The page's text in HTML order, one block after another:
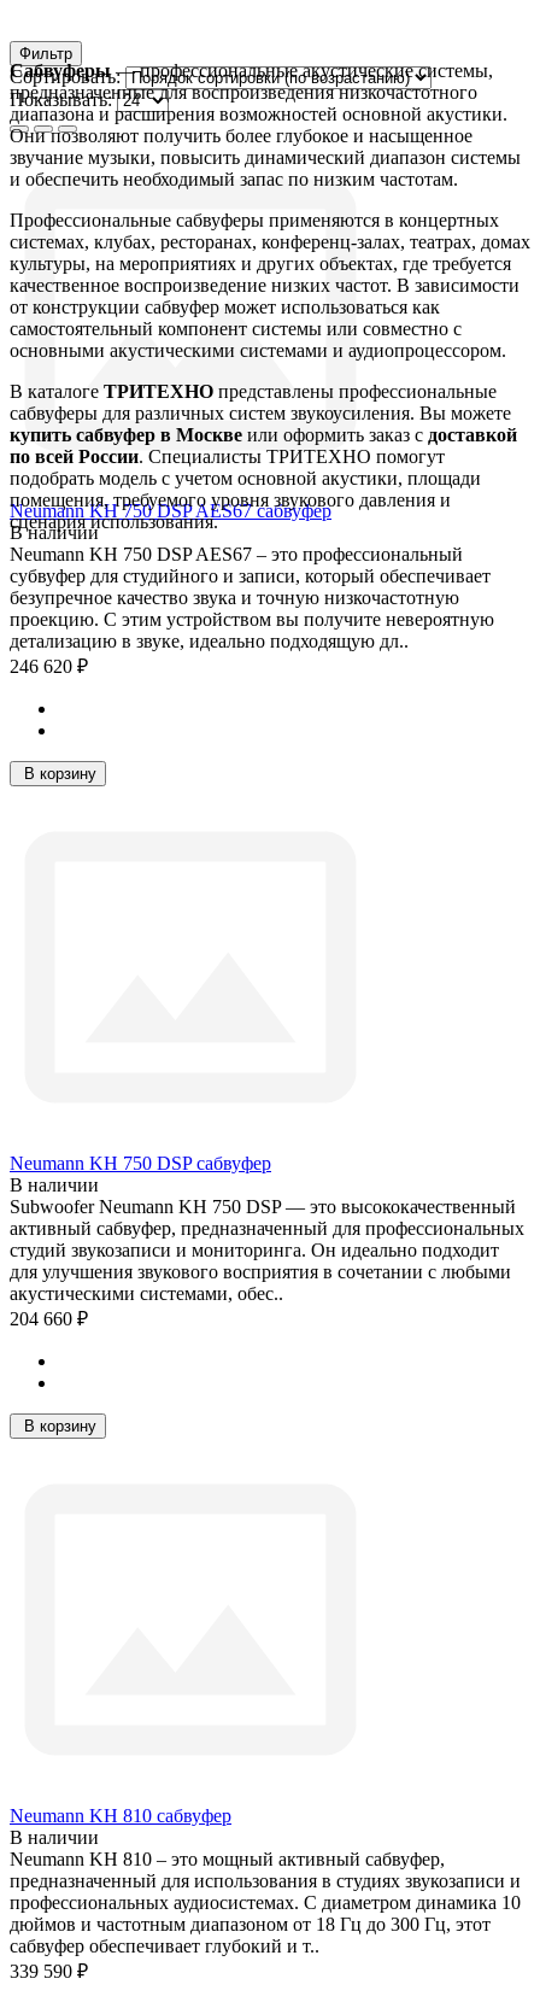
Сабвуферы— профессиональные акустические системы,
предназначенные для воспроизведения низкочастотного
диапазона и расширения возможностей основной акустики.
Они позволяют получить более глубокое и насыщенное
звучание музыки, повысить динамический диапазон системы
и обеспечить необходимый запас по низким частотам.
Профессиональные сабвуферы применяются в концертных
системах, клубах, ресторанах, конференц-залах, театрах, домах
культуры, на мероприятиях и других объектах, где требуется
качественное воспроизведение низких частот. В зависимости
от конструкции сабвуфер может использоваться как
самостоятельный компонент системы или совместно с
основными акустическими системами и аудиопроцессором.
В каталоге ТРИТЕХНО представлены профессиональные
сабвуферы для различных систем звукоусиления. Вы можете
купить сабвуфер в Москве или оформить заказ с доставкой
по всей России. Специалисты ТРИТЕХНО помогут
подобрать модель с учетом основной акустики, площади
помещения, требуемого уровня звукового давления и
сценария использования.
Фильтр
Сортировать:
Показывать:
Neumann KH 750 DSP AES67 сабвуфер
В наличии
Neumann KH 750 DSP AES67 – это профессиональный
субвуфер для студийного и записи, который обеспечивает
безупречное качество звука и точную низкочастотную
проекцию. С этим устройством вы получите невероятную
детализацию в звуке, идеально подходящую дл..
246 620 ₽
В корзину
Neumann KH 750 DSP сабвуфер
В наличии
Subwoofer Neumann KH 750 DSP — это высококачественный
активный сабвуфер, предназначенный для профессиональных
студий звукозаписи и мониторинга. Он идеально подходит
для улучшения звукового восприятия в сочетании с любыми
акустическими системами, обес..
204 660 ₽
В корзину
Neumann KH 810 сабвуфер
В наличии
Neumann KH 810 – это мощный активный сабвуфер,
предназначенный для использования в студиях звукозаписи и
профессиональных аудиосистемах. С диаметром динамика 10
дюймов и частотным диапазоном от 18 Гц до 300 Гц, этот
сабвуфер обеспечивает глубокий и т..
339 590 ₽